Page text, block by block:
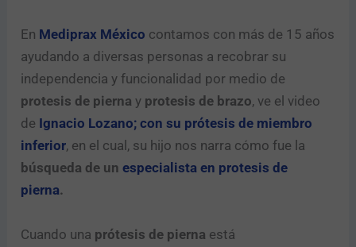
En Mediprax México contamos con más de 15 años
ayudando a diversas personas a recobrar su
independencia y funcionalidad por medio de
protesis de pierna y protesis de brazo, ve el video
de Ignacio Lozano; con su prótesis de miembro
inferior, en el cual, su hijo nos narra cómo fue la
búsqueda de unespecialista en protesis de
pierna.
Cuando una prótesis de pierna está